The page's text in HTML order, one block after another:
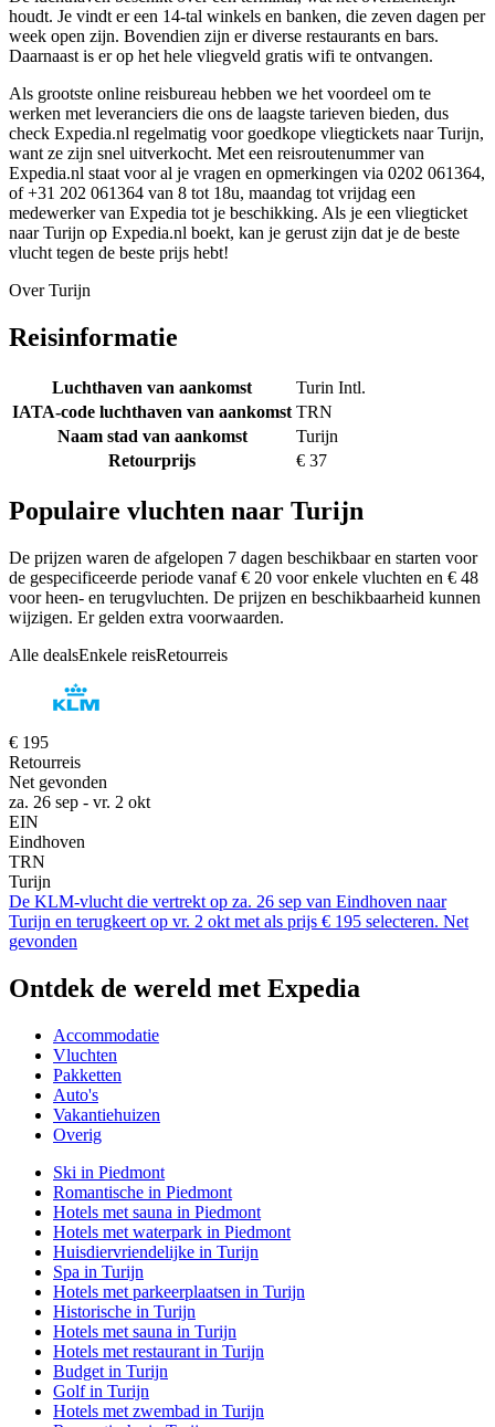
houdt. Je vindt er een 14-tal winkels en banken, die zeven dagen per
week open zijn. Bovendien zijn er diverse restaurants en bars.
Daarnaast is er op het hele vliegveld gratis wifi te ontvangen.
Als grootste online reisbureau hebben we het voordeel om te
werken met leveranciers die ons de laagste tarieven bieden, dus
check Expedia.nl regelmatig voor goedkope vliegtickets naar Turijn,
want ze zijn snel uitverkocht. Met een reisroutenummer van
Expedia.nl staat voor al je vragen en opmerkingen via 0202 061364,
of +31 202 061364 van 8 tot 18u, maandag tot vrijdag een
medewerker van Expedia tot je beschikking. Als je een vliegticket
naar Turijn op Expedia.nl boekt, kan je gerust zijn dat je de beste
vlucht tegen de beste prijs hebt!
Over Turijn
Reisinformatie
Luchthaven van aankomst
Turin Intl.
IATA-code luchthaven van aankomst TRN
Naam stad van aankomst
Turijn
Retourprijs
€ 37
Populaire vluchten naar Turijn
De prijzen waren de afgelopen 7 dagen beschikbaar en starten voor
de gespecificeerde periode vanaf € 20 voor enkele vluchten en € 48
voor heen- en terugvluchten. De prijzen en beschikbaarheid kunnen
wijzigen. Er gelden extra voorwaarden.
Alle dealsEnkele reisRetourreis
€ 195
Retourreis
Net gevonden
za. 26 sep - vr. 2 okt
EIN
Eindhoven
TRN
Turijn
De KLM-vlucht die vertrekt op za. 26 sep van Eindhoven naar
Turijn en terugkeert op vr. 2 okt met als prijs € 195 selecteren. Net
gevonden
Ontdek de wereld met Expedia
Accommodatie
Vluchten
Pakketten
Auto's
Vakantiehuizen
Overig
Ski in Piedmont
Romantische in Piedmont
Hotels met sauna in Piedmont
Hotels met waterpark in Piedmont
Huisdiervriendelijke in Turijn
Spa in Turijn
Hotels met parkeerplaatsen in Turijn
Historische in Turijn
Hotels met sauna in Turijn
Hotels met restaurant in Turijn
Budget in Turijn
Golf in Turijn
Hotels met zwembad in Turijn